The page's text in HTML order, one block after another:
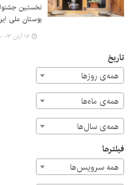
نخستین
این جشنواره
در گوشه و
۱۶ آبان ۰۳ - ۰۹:۳۳
تاریخ
همه‌ی روزها
همه‌ی ماه‌ها
همه‌ی سال‌ها
فیلترها
همه سرویس‌ها